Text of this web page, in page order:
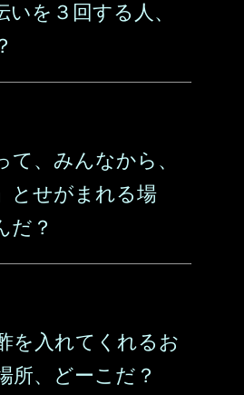
いを３回する人、
て、みんなから、
とせがまれる場
だ？
を入れてくれるお
所、どーこだ？